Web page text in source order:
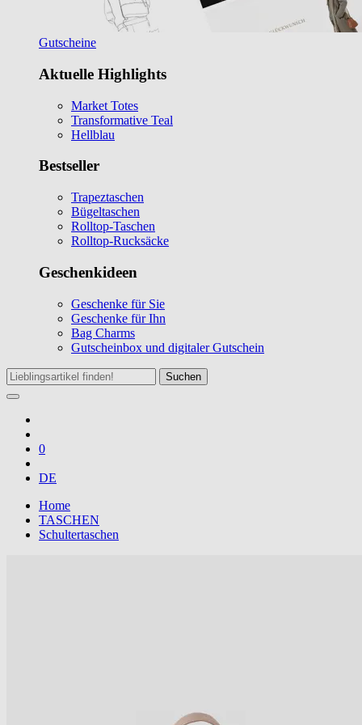
Gutscheine
Aktuelle Highlights
Market Totes
Transformative Teal
Hellblau
Bestseller
Trapeztaschen
Bügeltaschen
Rolltop-Taschen
Rolltop-Rucksäcke
Geschenkideen
Geschenke für Sie
Geschenke für Ihn
Bag Charms
Gutscheinbox und digitaler Gutschein
Suchen
0
DE
Home
TASCHEN
Schultertaschen